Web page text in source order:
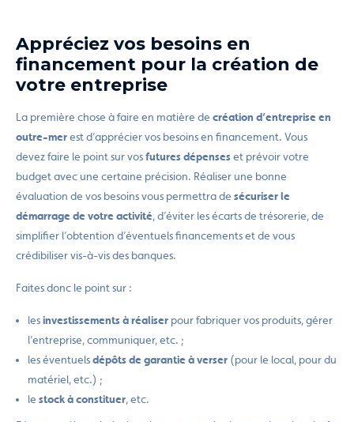
Appréciez vos besoins en
financement pour la création de
votre entreprise
La première chose à faire en matière de création d’entreprise en
outre-merest d’apprécier vos besoins en financement. Vous
devez faire le point sur vosfutures dépenseset prévoir votre
budget avec une certaine précision. Réaliser une bonne
évaluation de vos besoins vous permettra de sécuriser le
démarrage de votre activité, d’éviter les écarts de trésorerie, de
simplifier l’obtention d’éventuels financements et de vous
crédibiliser vis-à-vis des banques.
Faites donc le point sur :
lesinvestissements à réaliser pour fabriquer vos produits, gérer
l’entreprise, communiquer, etc. ;
les éventuelsdépôts de garantie à verser (pour le local, pour du
matériel, etc.) ;
le stock à constituer, etc.